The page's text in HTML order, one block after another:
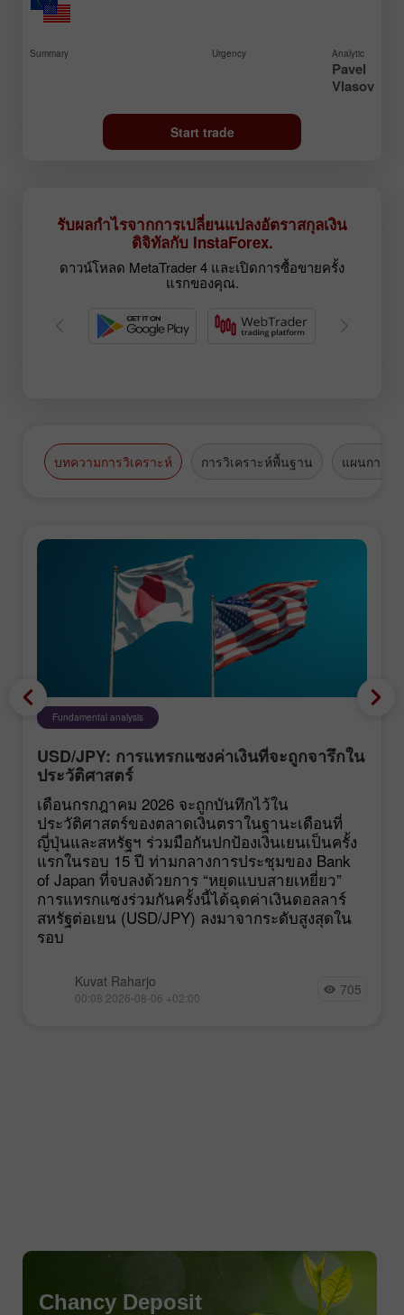
Summary Urgency Analytic
Pavel
Vlasov
Start trade
รับผลกำไรจากการเปลี่ยนแปลงอัตราสกุลเงิน
ดิจิทัลกับ InstaForex.
ดาวน์โหลด MetaTrader 4 และเปิดการซื้อขายครั้ง
แรกของคุณ.
บทความการวิเคราะห์ การวิเคราะห์พื้นฐาน แผนการซื้
Fundamental analysis
USD/JPY: การแทรกแซงค่าเงินที่จะถูกจารึกใน
ประวัติศาสตร์
เดือนกรกฎาคม 2026 จะถูกบันทึกไว้ใน
ประวัติศาสตร์ของตลาดเงินตราในฐานะเดือนที่
ญี่ปุ่นและสหรัฐฯ ร่วมมือกันปกป้องเงินเยนเป็นครั้ง
แรกในรอบ 15 ปี ท่ามกลางการประชุมของ Bank
of Japan ที่จบลงด้วยการ “หยุดแบบสายเหยี่ยว”
การแทรกแซงร่วมกันครั้งนี้ได้ฉุดค่าเงินดอลลาร์
สหรัฐต่อเยน (USD/JPY) ลงมาจากระดับสูงสุดใน
รอบ
Kuvat Raharjo
00:08 2026-08-06 +02:00 705
Chancy Deposit